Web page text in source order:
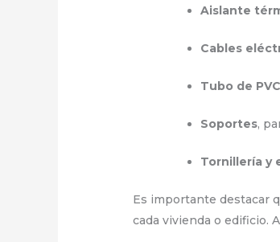
Aislante
Cables
Tubo de PVC
Soportes,
Tornillería y
Es importante destacar
cada vivienda o edificio.